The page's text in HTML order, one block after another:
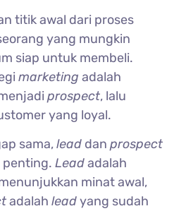
titik awal dari proses
yang mungkin
siap untuk membeli.
marketing adalah
prospect, lalu
yang loyal.
sama,lead danprospect
penting.Leadadalah
minat awal,
adalahleadyang sudah